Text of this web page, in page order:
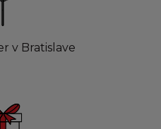
v Bratislave